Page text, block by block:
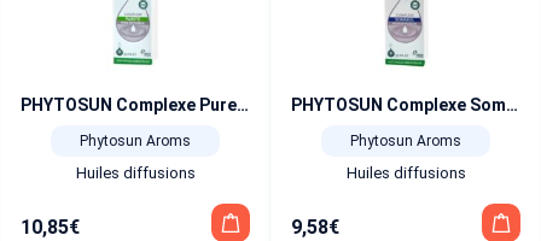
PHYTOSUN Complexe Pureté pour Diffuseur 30 ml
Phytosun Aroms
Huiles diffusions
10,85€
PHYTOSUN Complexe Sommeil pour Diffuseur 30 ml
Phytosun Aroms
Huiles diffusions
9,58€